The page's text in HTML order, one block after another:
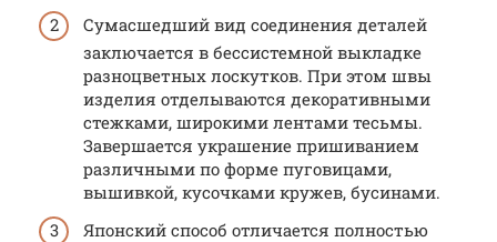
Сумасшедший вид соединения деталей
заключается в бессистемной выкладке
разноцветных лоскутков. При этом швы
изделия отделываются декоративными
стежками, широкими лентами тесьмы.
Завершается украшение пришиванием
различными по форме пуговицами,
вышивкой, кусочками кружев, бусинами.
Японский способ отличается полностью